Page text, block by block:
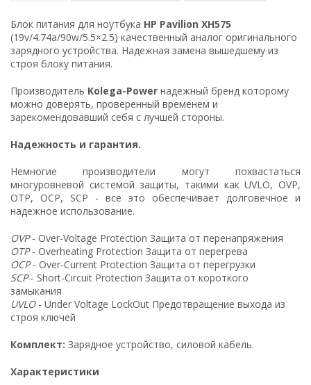
Блок питания для ноутбука HP Pavilion XH575
(19v/4.74a/90w/5.5×2.5) качественный аналог оригинального
зарядного устройства. Надежная замена вышедшему из
строя блоку питания.
Производитель Kolega-Power надежный бренд которому
можно доверять, проверенный временем и
зарекомендовавший себя с лучшей стороны.
Надежность и гарантия.
Немногие производители могут похвастаться
многуровневой системой защиты, такими как UVLO, OVP,
OTP, OCP, SCP - все это обеспечивает долговечное и
надежное использование.
OVP- Over-Voltage Protection Защита от перенапряжения
OTP- Overheating Protection Защита от перегрева
OCP- Over-Current Protection Защита от перегрузки
SCP- Short-Circuit Protection Защита от короткого
замыкания
UVLO- Under Voltage LockOut Предотвращение выхода из
строя ключей
Комплект: Зарядное устройство, силовой кабель.
Характеристики